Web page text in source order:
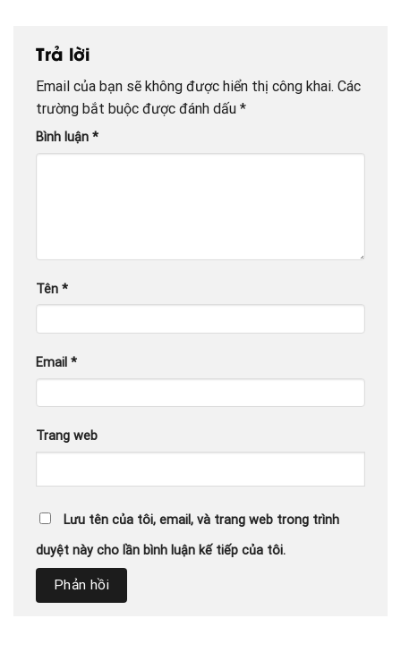
Trả lời
Email của bạn sẽ không được hiển thị công khai. Các
trường bắt buộc được đánh dấu *
Bình luận *
Tên *
Email *
Trang web
Lưu tên của tôi, email, và trang web trong trình
duyệt này cho lần bình luận kế tiếp của tôi.